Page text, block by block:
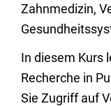
Zahnmedizin,
In diesem Kurs
Recherche in
Sie Zugriff auf